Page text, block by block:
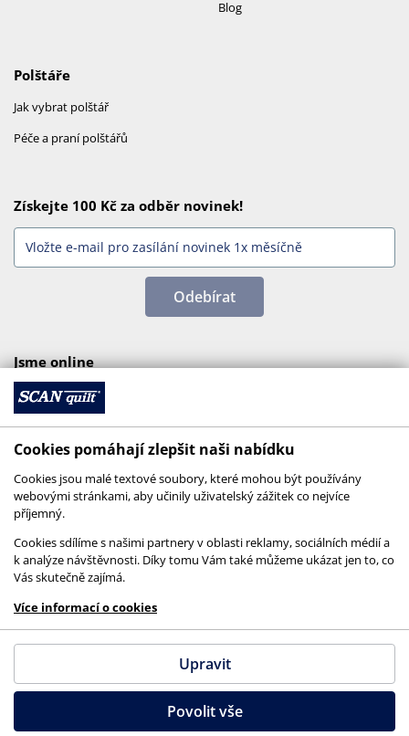
Blog
Polštáře
Jak vybrat polštář
Péče a praní polštářů
Získejte 100 Kč za odběr novinek!
Odebírat
Jsme online
© 2026 SCANquilt - všechna práva vyhrazena
This site is protected by reCAPTCHA and the
GooglePrivacy PolicyandTerms of Serviceapply.
Cookies pomáhají zlepšit naši nabídku
Cookies jsou malé textové soubory, které mohou být používány
webovými stránkami, aby učinily uživatelský zážitek co nejvíce
příjemný.
Cookies sdílíme s našimi partnery v oblasti reklamy, sociálních médií a
k analýze návštěvnosti. Díky tomu Vám také můžeme ukázat jen to, co
Vás skutečně zajímá.
Více informací o cookies
Upravit
Povolit vše